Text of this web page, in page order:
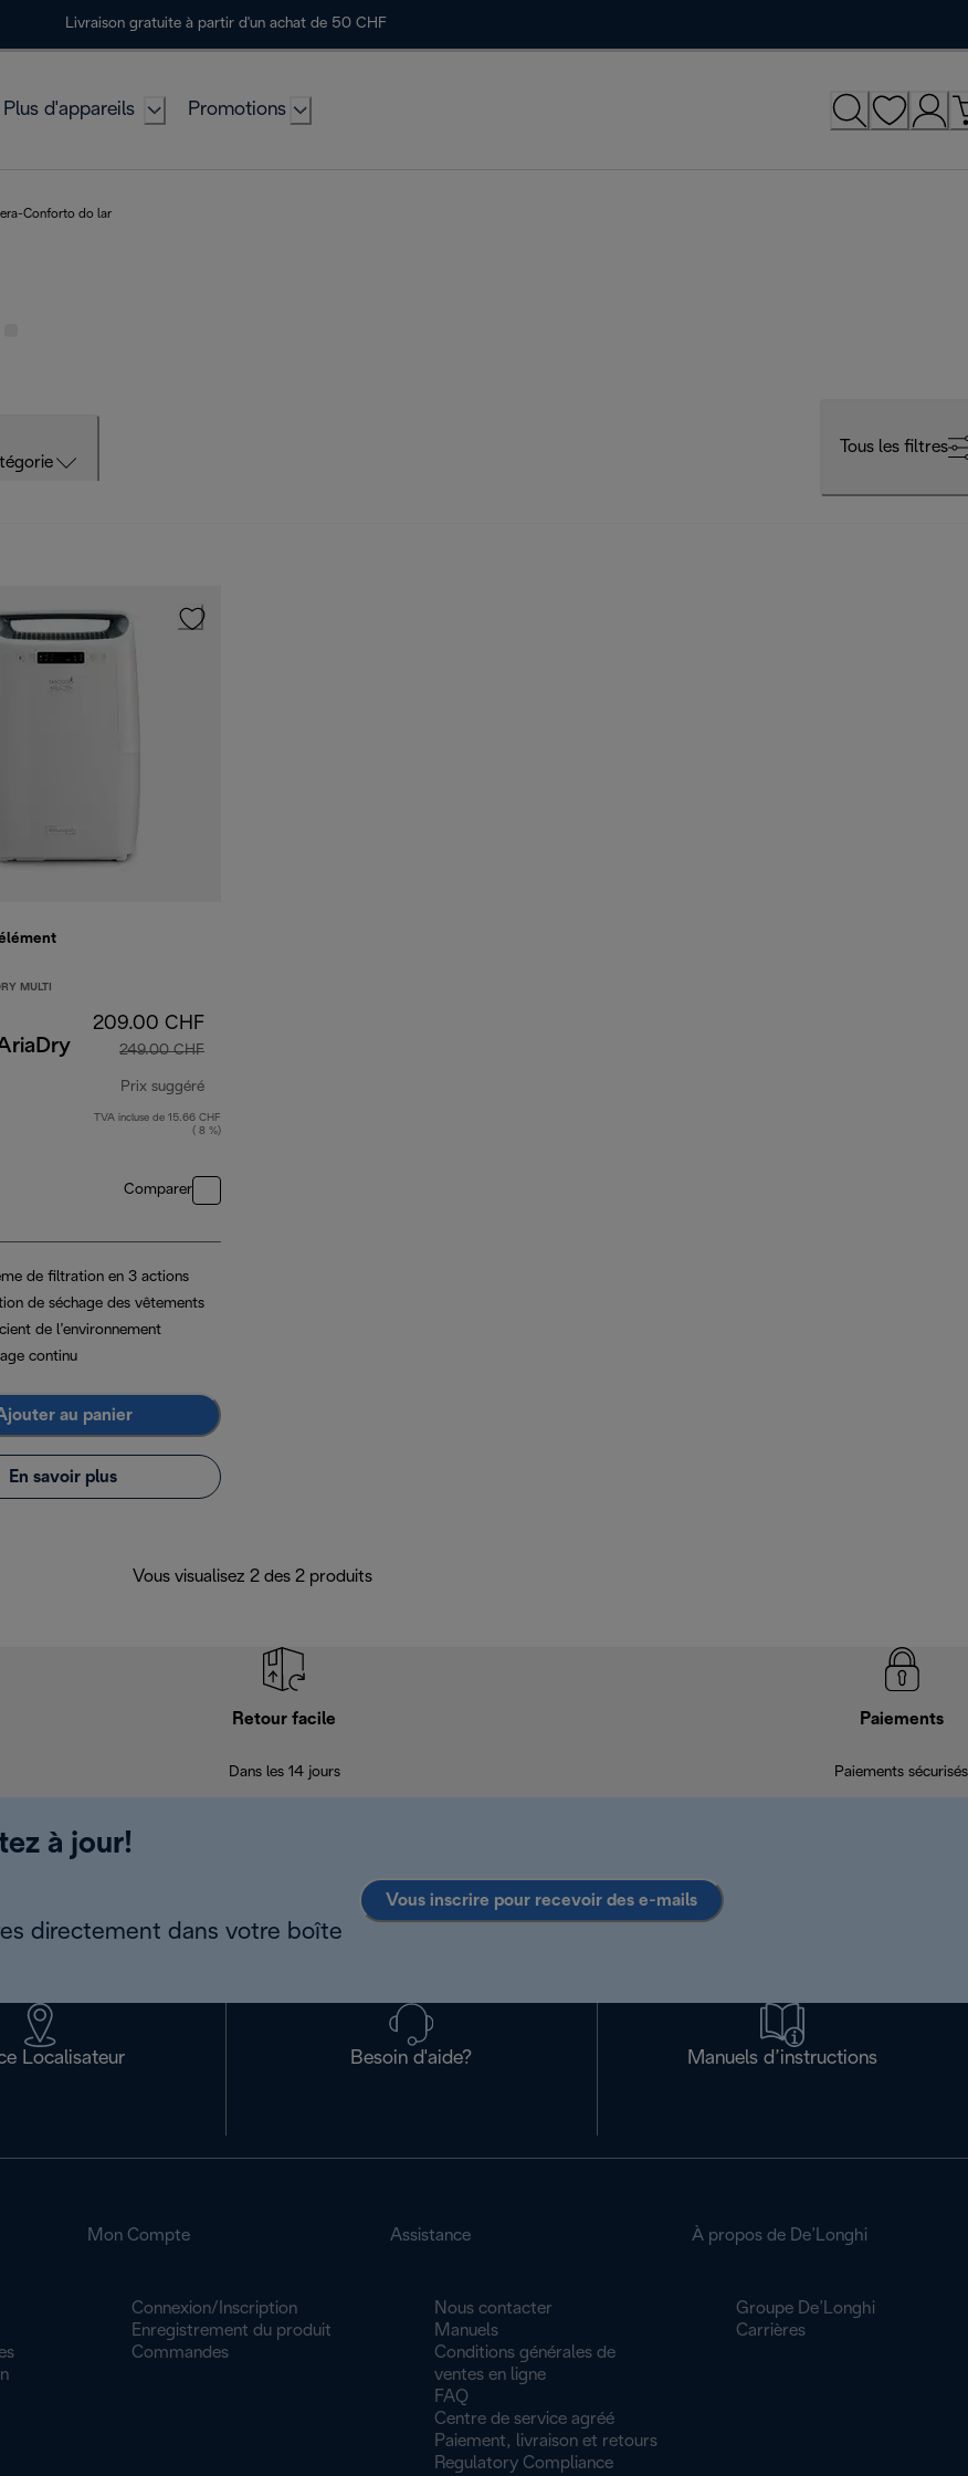
Livraison gratuite à partir d'un achat de 50 CHF
Plus d'appareils Promotions
Conforto do lar
Tous les filtres
MULTI
209.00 CHF
249.00 CHF
Prix suggéré
prix original 249.00 CHF
TVA incluse de 15.66 CHF
( 8 %)
Comparer
de filtration en 3 actions
de séchage des vêtements
de l’environnement
continu
au panier
En savoir plus
Vous visualisez 2 des 2 produits
Retour facile
Dans les 14 jours
Paiements
Paiements sécurisés
à jour!
directement dans votre boîte
Vous inscrire pour recevoir des e-mails
Localisateur Besoin d'aide? Manuels d’instructions
Mon Compte
Connexion/Inscription
Enregistrement du produit
Commandes
Assistance
Nous contacter
Manuels
Conditions générales de
ventes en ligne
FAQ
Centre de service agréé
Paiement, livraison et retours
Regulatory Compliance
À propos de De’Longhi
Groupe De’Longhi
Carrières